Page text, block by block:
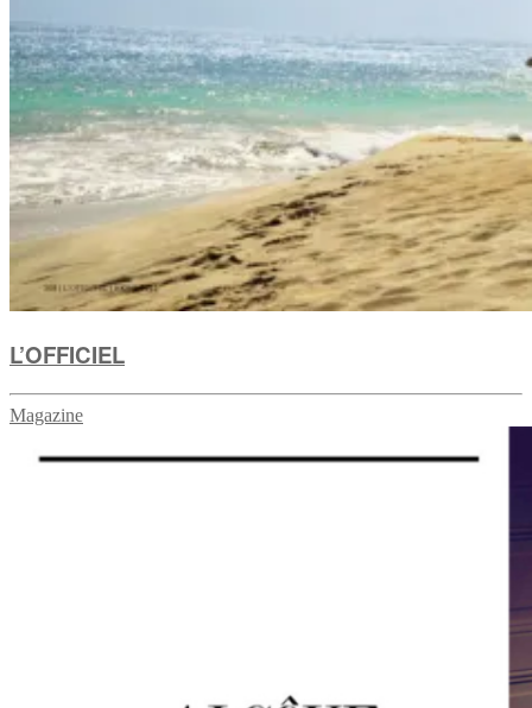
L’OFFICIEL
Magazine